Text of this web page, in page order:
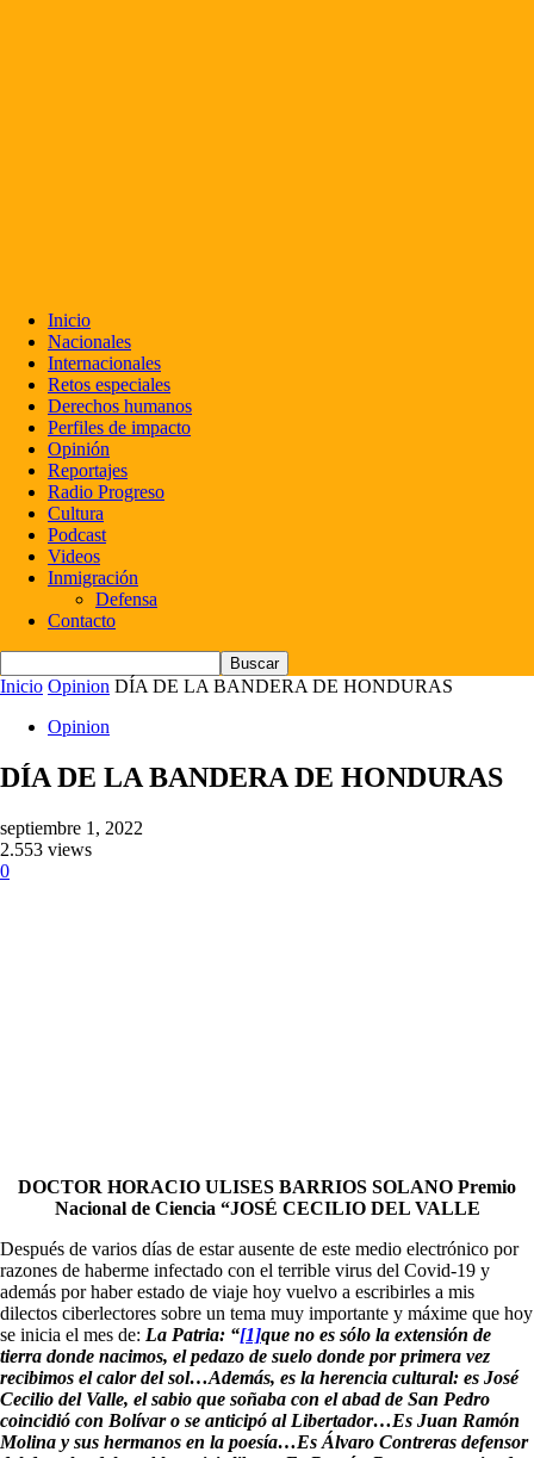
Inicio
Nacionales
Internacionales
Retos especiales
Derechos humanos
Perfiles de impacto
Opinión
Reportajes
Radio Progreso
Cultura
Podcast
Videos
Inmigración
Defensa
Contacto
Inicio Opinion DÍA DE LA BANDERA DE HONDURAS
Opinion
DÍA DE LA BANDERA DE HONDURAS
septiembre 1, 2022
2.553 views
0
DOCTOR HORACIO ULISES BARRIOS SOLANO Premio
Nacional de Ciencia “JOSÉ CECILIO DEL VALLE
Después de varios días de estar ausente de este medio electrónico por
razones de haberme infectado con el terrible virus del Covid-19 y
además por haber estado de viaje hoy vuelvo a escribirles a mis
dilectos ciberlectores sobre un tema muy importante y máxime que hoy
se inicia el mes de: La Patria: “[1]que no es sólo la extensión de
tierra donde nacimos, el pedazo de suelo donde por primera vez
recibimos el calor del sol…Además, es la herencia cultural: es José
Cecilio del Valle, el sabio que soñaba con el abad de San Pedro
coincidió con Bolívar o se anticipó al Libertador…Es Juan Ramón
Molina y sus hermanos en la poesía…Es Álvaro Contreras defensor